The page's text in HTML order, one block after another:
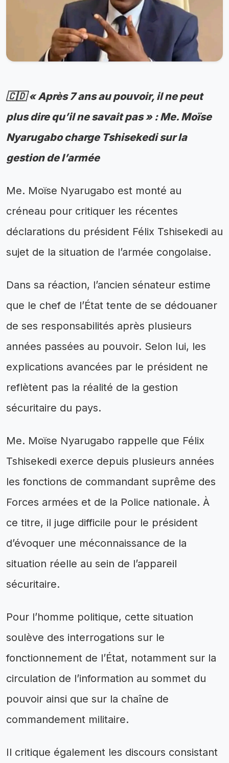
🇨🇩 « Après 7 ans au pouvoir, il ne peut
plus dire qu’il ne savait pas » : Me. Moïse
Nyarugabo charge Tshisekedi sur la
gestion de l’armée
Me. Moïse Nyarugabo est monté au
créneau pour critiquer les récentes
déclarations du président Félix Tshisekedi au
sujet de la situation de l’armée congolaise.
Dans sa réaction, l’ancien sénateur estime
que le chef de l’État tente de se dédouaner
de ses responsabilités après plusieurs
années passées au pouvoir. Selon lui, les
explications avancées par le président ne
reflètent pas la réalité de la gestion
sécuritaire du pays.
Me. Moïse Nyarugabo rappelle que Félix
Tshisekedi exerce depuis plusieurs années
les fonctions de commandant suprême des
Forces armées et de la Police nationale. À
ce titre, il juge difficile pour le président
d’évoquer une méconnaissance de la
situation réelle au sein de l’appareil
sécuritaire.
Pour l’homme politique, cette situation
soulève des interrogations sur le
fonctionnement de l’État, notamment sur la
circulation de l’information au sommet du
pouvoir ainsi que sur la chaîne de
commandement militaire.
Il critique également les discours consistant